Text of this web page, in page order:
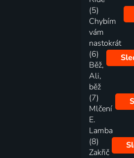
(5)
Chybím
vám
nastokrát
(6)
Běž,
Ali,
běž
(7)
Mlčení
E.
Lamba
(8)
Zakřič